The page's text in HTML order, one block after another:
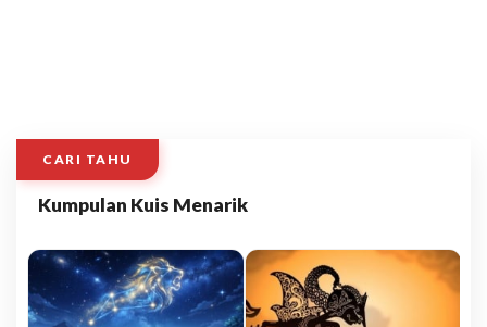
CARI TAHU
Kumpulan Kuis Menarik